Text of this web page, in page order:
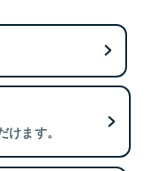
ます。